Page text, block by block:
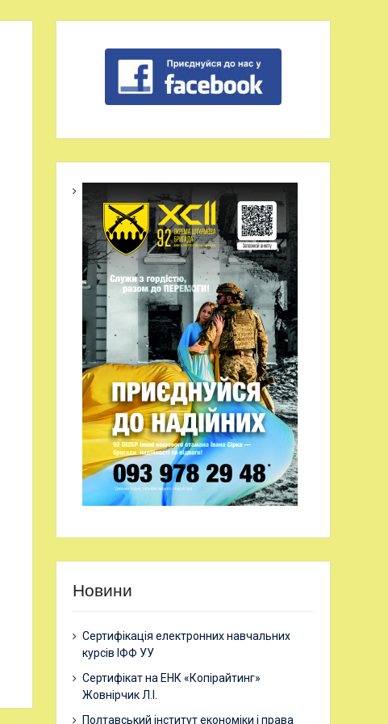
Новини
Сертифікація електронних навчальних
курсів ІФФ УУ
Сертифікат на ЕНК «Копірайтинг»
Жовнірчик Л.І.
Полтавський інститут економіки і права